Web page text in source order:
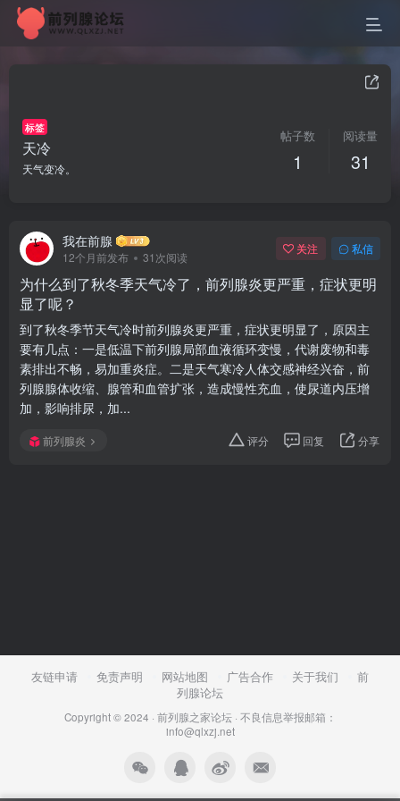
标签
天冷
天气变冷。
帖子数
1
阅读量
31
我在前腺
12个月前发布 31次阅读
关注 私信
为什么到了秋冬季天气冷了，前列腺炎更严重，症状更明
显了呢？
到了秋冬季节天气冷时前列腺炎更严重，症状更明显了，原因主
要有几点：一是低温下前列腺局部血液循环变慢，代谢废物和毒
素排出不畅，易加重炎症。二是天气寒冷人体交感神经兴奋，前
列腺腺体收缩、腺管和血管扩张，造成慢性充血，使尿道内压增
加，影响排尿，加...
前列腺炎 评分 回复 分享
友链申请 免责声明 网站地图 广告合作 关于我们
前
列腺论坛
Copyright © 2024 · 前列腺之家论坛· 不良信息举报邮箱：
info@qlxzj.net